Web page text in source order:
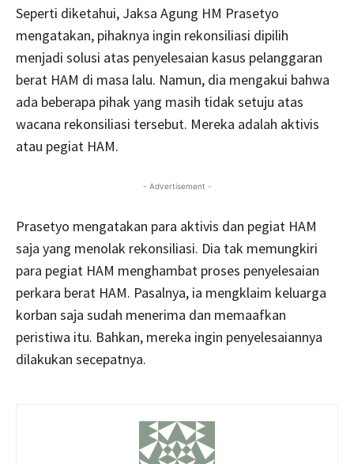
Seperti diketahui, Jaksa Agung HM Prasetyo
mengatakan, pihaknya ingin rekonsiliasi dipilih
menjadi solusi atas penyelesaian kasus pelanggaran
berat HAM di masa lalu. Namun, dia mengakui bahwa
ada beberapa pihak yang masih tidak setuju atas
wacana rekonsiliasi tersebut. Mereka adalah aktivis
atau pegiat HAM.
- Advertisement -
Prasetyo mengatakan para aktivis dan pegiat HAM
saja yang menolak rekonsiliasi. Dia tak memungkiri
para pegiat HAM menghambat proses penyelesaian
perkara berat HAM. Pasalnya, ia mengklaim keluarga
korban saja sudah menerima dan memaafkan
peristiwa itu. Bahkan, mereka ingin penyelesaiannya
dilakukan secepatnya.